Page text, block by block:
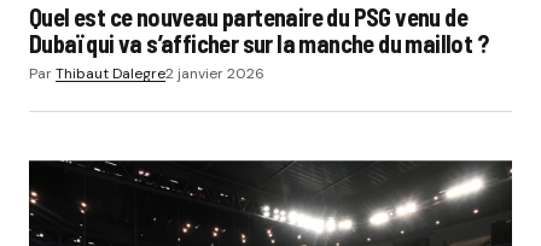
Quel est ce nouveau partenaire du PSG venu de
Dubaï qui va s’afficher sur la manche du maillot ?
ParThibaut Dalegre2 janvier 2026